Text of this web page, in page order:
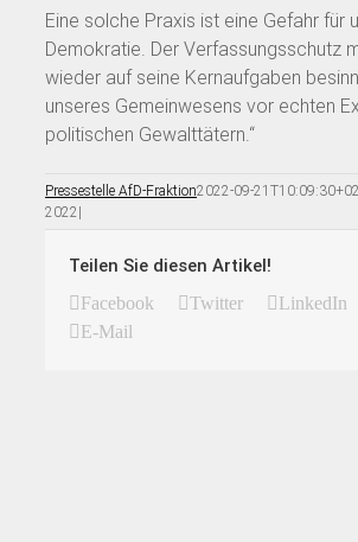
Eine solche Praxis ist eine Gefahr für
Demokratie. Der Verfassungsschutz
wieder auf seine Kernaufgaben
unseres Gemeinwesens vor echten
politischen Gewalttätern.“
Pressestelle AfD-Fraktion2022-09-
2022 |
Teilen Sie diesen Artikel!
Facebook Twitter LinkedIn
E-Mail